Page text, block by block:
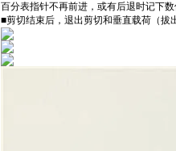
百分表指针不再前进，或有后退时记下
■剪切结束后，退出剪切和垂直载荷（拔